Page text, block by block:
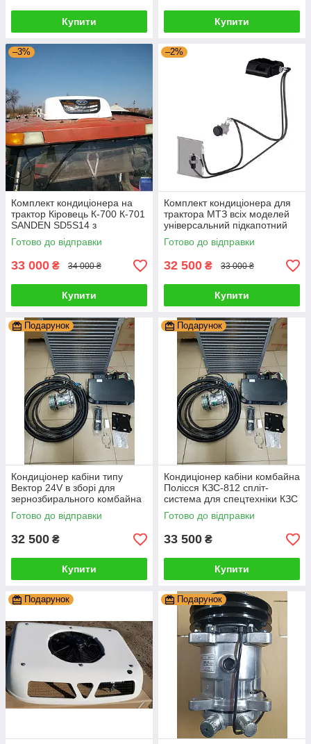
Купити Купити
–3%
Комплект кондиціонера на
трактор Кіровець К-700 К-701
SANDEN SD5S14 з
накришним блоком 12/24V
Готово до відправки
33 000 ₴ 34 000 ₴
Купити
–2%
Комплект кондиціонера для
трактора МТЗ всіх моделей
універсальний підкапотний
варіант Sanden
Готово до відправки
32 500 ₴ 33 000 ₴
Купити
Подарунок
Кондиціонер кабіни типу
Вектор 24V в зборі для
зернозбирального комбайна
Акрос кондиціонери для
комбайна
Готово до відправки
32 500 ₴
Купити
Подарунок
Кондиціонер кабіни комбайна
Полісся КЗС-812 спліт-
система для спецтехніки КЗС
в зборі
Готово до відправки
33 500 ₴
Купити
Подарунок Подарунок